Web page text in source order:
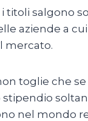
i titoli salgono
aziende a
mercato.
toglie che
stipendio
nel mondo